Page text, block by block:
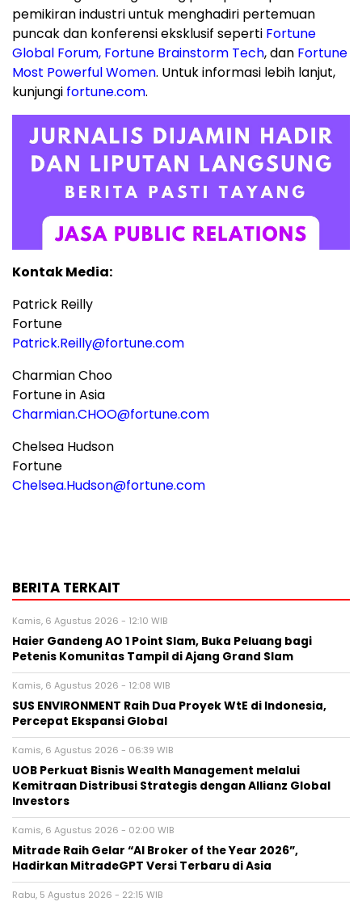
pemikiran industri untuk menghadiri pertemuan
puncak dan konferensi eksklusif seperti Fortune
Global Forum, Fortune Brainstorm Tech, dan Fortune
Most Powerful Women. Untuk informasi lebih lanjut,
kunjungi fortune.com.
Kontak Media:
Patrick Reilly
Fortune
Patrick.Reilly@fortune.com
Charmian Choo
Fortune in Asia
Charmian.CHOO@fortune.com
Chelsea Hudson
Fortune
Chelsea.Hudson@fortune.com
BERITA TERKAIT
Kamis, 6 Agustus 2026 - 12:10 WIB
Haier Gandeng AO 1 Point Slam, Buka Peluang bagi
Petenis Komunitas Tampil di Ajang Grand Slam
Kamis, 6 Agustus 2026 - 12:08 WIB
SUS ENVIRONMENT Raih Dua Proyek WtE di Indonesia,
Percepat Ekspansi Global
Kamis, 6 Agustus 2026 - 06:39 WIB
UOB Perkuat Bisnis Wealth Management melalui
Kemitraan Distribusi Strategis dengan Allianz Global
Investors
Kamis, 6 Agustus 2026 - 02:00 WIB
Mitrade Raih Gelar “AI Broker of the Year 2026”,
Hadirkan MitradeGPT Versi Terbaru di Asia
Rabu, 5 Agustus 2026 - 22:15 WIB